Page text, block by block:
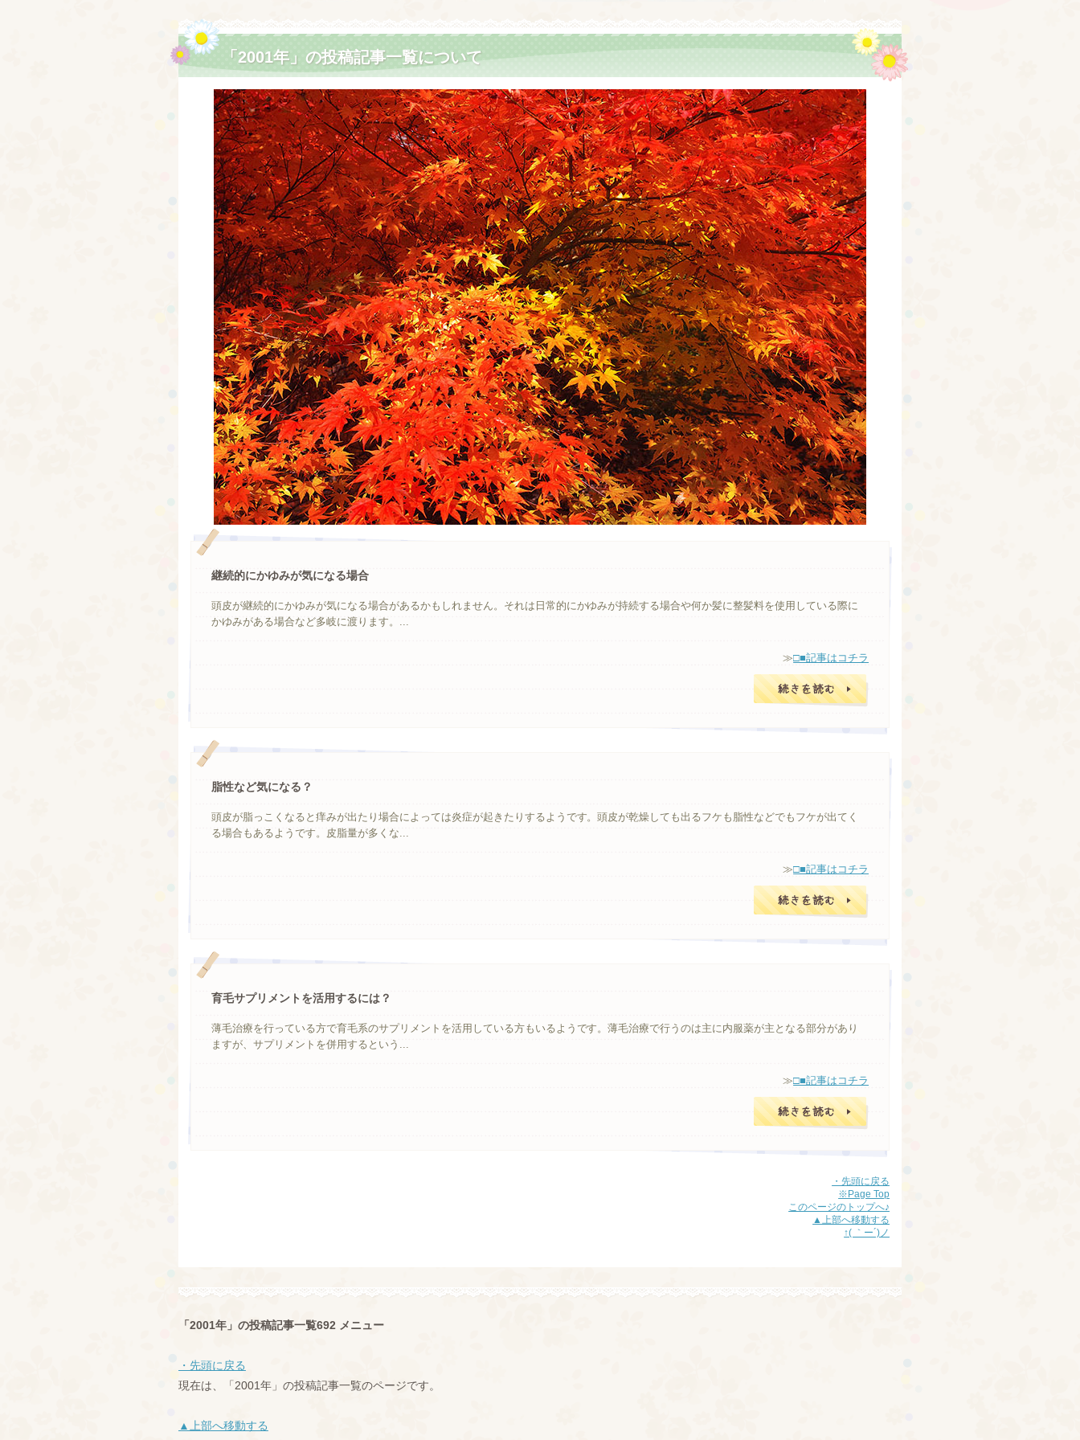
「2001年」の投稿記事一覧について
継続的にかゆみが気になる場合
頭皮が継続的にかゆみが気になる場合があるかもしれません。それは日常的にかゆみが持続する場合や何か髪に整髪料を使用している際に
かゆみがある場合など多岐に渡ります。...
≫□■記事はコチラ
脂性など気になる？
頭皮が脂っこくなると痒みが出たり場合によっては炎症が起きたりするようです。頭皮が乾燥しても出るフケも脂性などでもフケが出てく
る場合もあるようです。皮脂量が多くな...
≫□■記事はコチラ
育毛サプリメントを活用するには？
薄毛治療を行っている方で育毛系のサプリメントを活用している方もいるようです。薄毛治療で行うのは主に内服薬が主となる部分があり
ますが、サプリメントを併用するという...
≫□■記事はコチラ
・先頭に戻る
※Page Top
このページのトップへ♪
▲上部へ移動する
↑( ｀ー´)ノ
「2001年」の投稿記事一覧692 メニュー
・先頭に戻る
現在は、「2001年」の投稿記事一覧のページです。
▲上部へ移動する